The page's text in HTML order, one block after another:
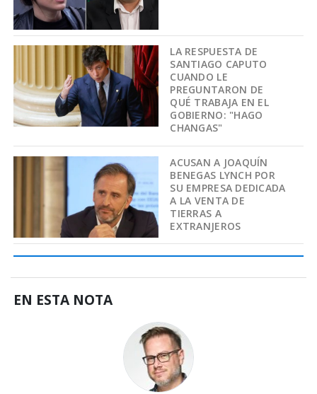
LA RESPUESTA DE
SANTIAGO CAPUTO
CUANDO LE
PREGUNTARON DE
QUÉ TRABAJA EN EL
GOBIERNO: "HAGO
CHANGAS"
ACUSAN A JOAQUÍN
BENEGAS LYNCH POR
SU EMPRESA DEDICADA
A LA VENTA DE
TIERRAS A
EXTRANJEROS
EN ESTA NOTA